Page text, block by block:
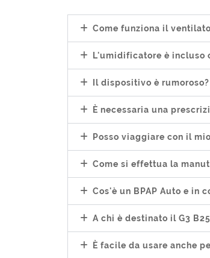
Come funziona il
L'umidificatore è incluso
Il dispositivo è rumoroso?
È necessaria una
Posso viaggiare con il
Come si effettua la
Cos'è un BPAP Auto e in
A chi è destinato il G3
È facile da usare anche